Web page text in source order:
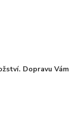
Dopravu Vám